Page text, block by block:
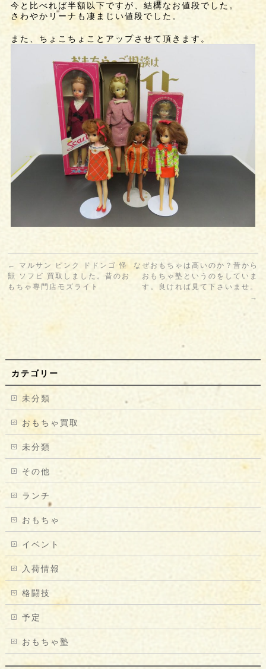
今と比べれば半額以下ですが、結構なお値段でした。
さわやかリーナも凄まじい値段でした。
また、ちょこちょことアップさせて頂きます。
←
マルサン ピンク ドドンゴ 怪
獣 ソフビ 買取しました。昔のお
もちゃ専門店モズライト
なぜおもちゃは高いのか？昔から
おもちゃ塾というのをしていま
す。良ければ見て下さいませ。
→
カテゴリー
未分類
おもちゃ買取
未分類
その他
ランチ
おもちゃ
イベント
入荷情報
格闘技
予定
おもちゃ塾